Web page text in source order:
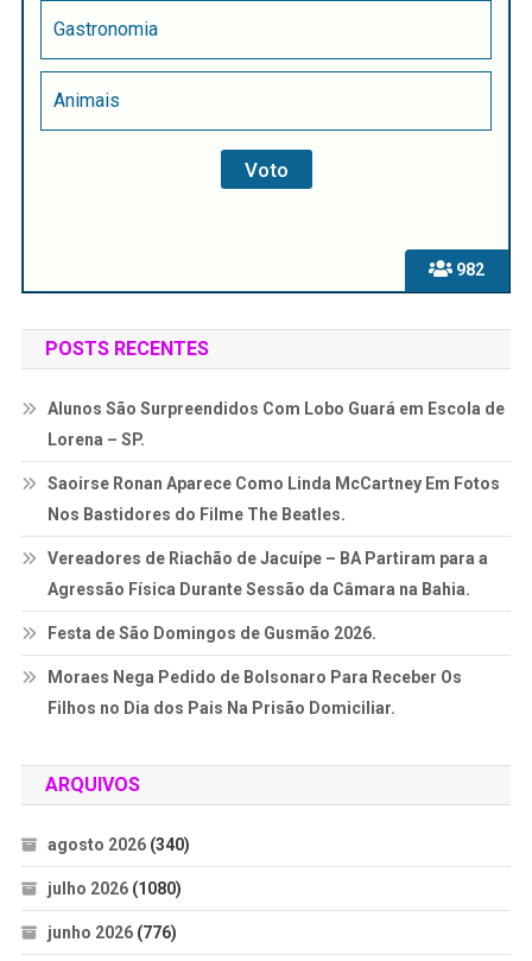
982
Gastronomia
Animais
POSTS RECENTES
Alunos São Surpreendidos Com Lobo Guará em Escola de
Lorena – SP.
Saoirse Ronan Aparece Como Linda McCartney Em Fotos
Nos Bastidores do Filme The Beatles.
Vereadores de Riachão de Jacuípe – BA Partiram para a
Agressão Física Durante Sessão da Câmara na Bahia.
Festa de São Domingos de Gusmão 2026.
Moraes Nega Pedido de Bolsonaro Para Receber Os
Filhos no Dia dos Pais Na Prisão Domiciliar.
ARQUIVOS
agosto 2026(340)
julho 2026(1080)
junho 2026(776)